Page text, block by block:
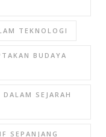
TEKNOLOGI
BUDAYA
SEJARAH
SEPANJANG